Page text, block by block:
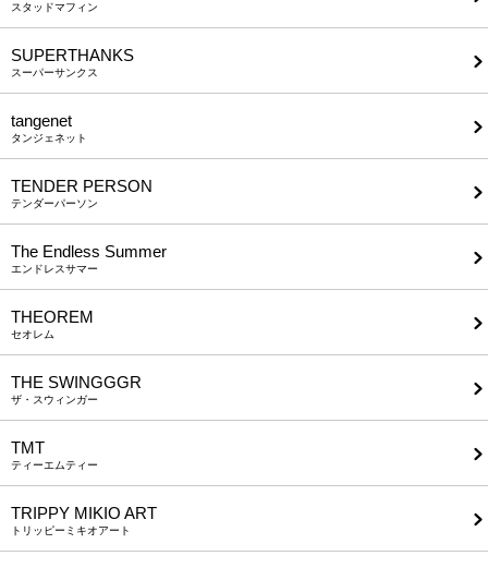
スタッドマフィン
SUPERTHANKS
スーパーサンクス
tangenet
タンジェネット
TENDER PERSON
テンダーパーソン
The Endless Summer
エンドレスサマー
THEOREM
セオレム
THE SWINGGGR
ザ・スウィンガー
TMT
ティーエムティー
TRIPPY MIKIO ART
トリッピーミキオアート